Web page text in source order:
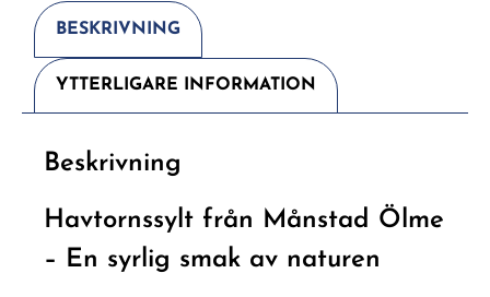
BESKRIVNING
YTTERLIGARE INFORMATION
Beskrivning
Havtornssylt från Månstad Ölme
– En syrlig smak av naturen